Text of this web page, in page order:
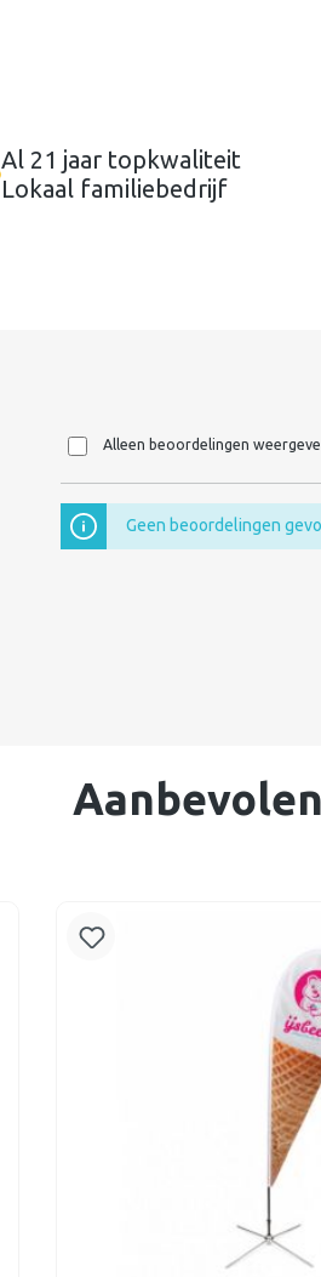
Al 21 jaar topkwaliteit
Lokaal familiebedrijf
Alleen beoordelingen
Geen beoordelingen